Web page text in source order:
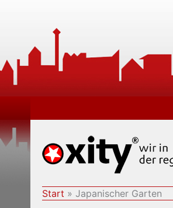
Start Japanischer Garten